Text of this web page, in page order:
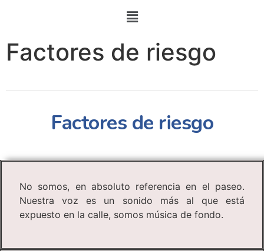
Factores de riesgo
Factores de riesgo
No somos, en absoluto referencia en el paseo.
Nuestra voz es un sonido más al que está
expuesto en la calle, somos música de fondo.